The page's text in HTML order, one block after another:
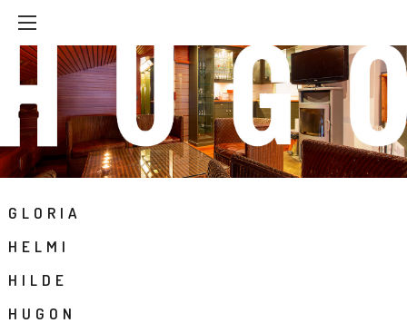
sisältöön
GLORIA
HELMI
HILDE
HUGON